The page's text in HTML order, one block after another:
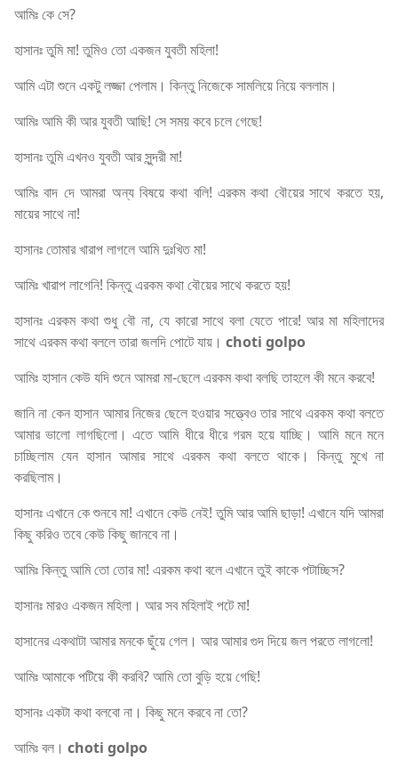
আমিঃ কে সে?
হাসানঃ তুমি মা! তুমিও তো একজন যুবতী মহিলা!
আমি এটা শুনে একটু লজ্জা পেলাম। কিন্তু নিজেকে সামলিয়ে নিয়ে বললাম।
আমিঃ আমি কী আর যুবতী আছি! সে সময় কবে চলে গেছে!
হাসানঃ তুমি এখনও যুবতী আর সুন্দরী মা!
আমিঃ বাদ দে আমরা অন্য বিষয়ে কথা বলি! এরকম কথা বৌয়ের সাথে করতে হয়,
মায়ের সাথে না!
হাসানঃ তোমার খারাপ লাগলে আমি দুঃখিত মা!
আমিঃ খারাপ লাগেনি! কিন্তু এরকম কথা বৌয়ের সাথে করতে হয়!
হাসানঃ এরকম কথা শুধু বৌ না, যে কারো সাথে বলা যেতে পারে! আর মা মহিলাদের
সাথে এরকম কথা বললে তারা জলদি পোটে যায়। choti golpo
আমিঃ হাসান কেউ যদি শুনে আমরা মা-ছেলে এরকম কথা বলছি তাহলে কী মনে করবে!
জানি না কেন হাসান আমার নিজের ছেলে হওয়ার সত্ত্বেও তার সাথে এরকম কথা বলতে
আমার ভালো লাগছিলো। এতে আমি ধীরে ধীরে গরম হয়ে যাচ্ছি। আমি মনে মনে
চাচ্ছিলাম যেন হাসান আমার সাথে এরকম কথা বলতে থাকে। কিন্তু মুখে না
করছিলাম।
হাসানঃ এখানে কে শুনবে মা! এখানে কেউ নেই! তুমি আর আমি ছাড়া! এখানে যদি আমরা
কিছু করিও তবে কেউ কিছু জানবে না।
আমিঃ কিন্তু আমি তো তোর মা! এরকম কথা বলে এখানে তুই কাকে পটাচ্ছিস?
হাসানঃ মারও একজন মহিলা। আর সব মহিলাই পটে মা!
হাসানের একথাটা আমার মনকে ছুঁয়ে গেল। আর আমার গুদ দিয়ে জল পরতে লাগলো!
আমিঃ আমাকে পটিয়ে কী করবি? আমি তো বুড়ি হয়ে গেছি!
হাসানঃ একটা কথা বলবো না। কিছু মনে করবে না তো?
আমিঃ বল। choti golpo